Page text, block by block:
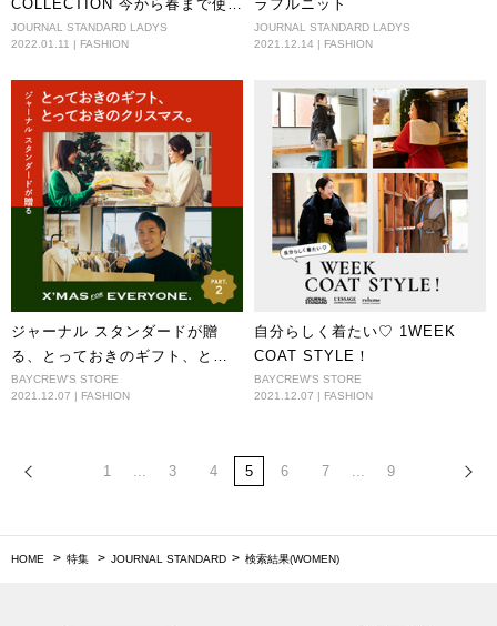
COLLECTION 今から春まで使え
る！万能カラーアイテム
JOURNAL STANDARD LADYS
2022.01.11 | FASHION
ラフルニット
JOURNAL STANDARD LADYS
2021.12.14 | FASHION
ジャーナル スタンダードが贈
る、とっておきのギフト、とっ
ておきのクリスマス。Part.2
BAYCREW'S STORE
2021.12.07 | FASHION
自分らしく着たい♡ 1WEEK
COAT STYLE！
BAYCREW'S STORE
2021.12.07 | FASHION
1 ... 3 4 5 6 7 ... 9
HOME 特集 JOURNAL STANDARD 検索結果(WOMEN)